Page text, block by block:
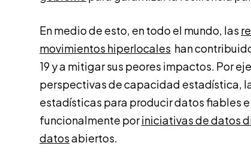
En medio de esto, en todo el mundo, las
movimientos hiperlocales han
19 y a mitigar sus peores impactos. Por
perspectivas de capacidad estadística,
estadísticas para producir datos fiables
funcionalmente poriniciativas de datos
datosabiertos.